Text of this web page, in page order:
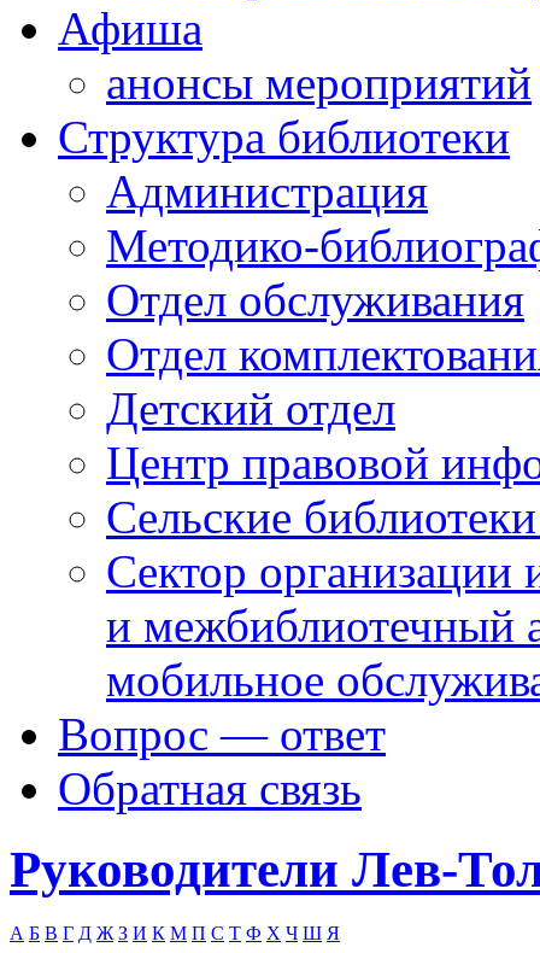
Афиша
анонсы мероприятий
Структура библиотеки
Администрация
Методико-
Отдел обслуживания
Отдел
Детский отдел
Центр правовой
Сельские
Сектор организации
и межбиблиотечный
мобильное
Вопрос — ответ
Обратная связь
Руководители Лев-
А Б В Г Д Ж З И К М П С Т Ф Х Ч Ш Я